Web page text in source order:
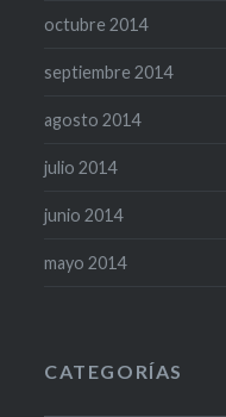
octubre 2014
septiembre 2014
agosto 2014
julio 2014
junio 2014
mayo 2014
CATEGORÍAS